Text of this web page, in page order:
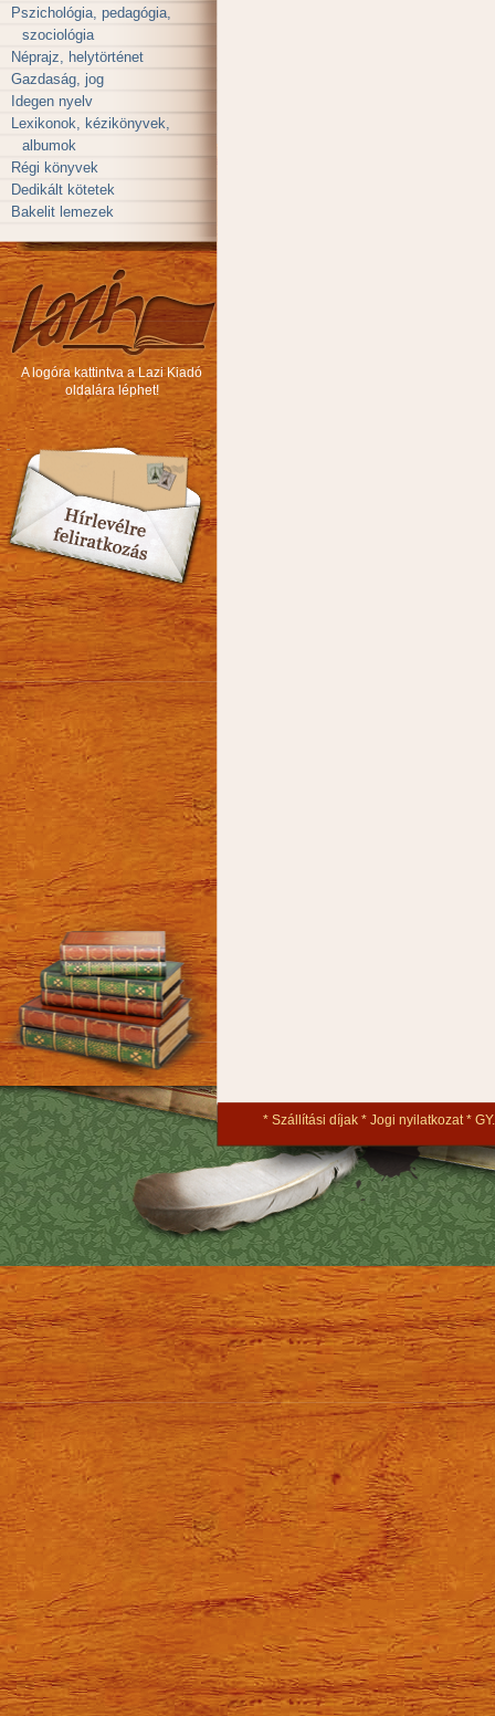
Pszichológia, pedagógia,
szociológia
Néprajz, helytörténet
Gazdaság, jog
Idegen nyelv
Lexikonok, kézikönyvek,
albumok
Régi könyvek
Dedikált kötetek
Bakelit lemezek
A logóra kattintva a Lazi Kiadó
oldalára léphet!
Szállítási díjak Jogi nyilatkozat